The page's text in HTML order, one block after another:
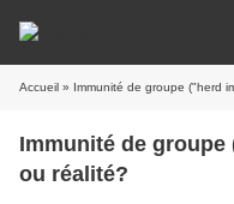
Accueil » Immunité de groupe ("herd
Immunité de
ou réalité?